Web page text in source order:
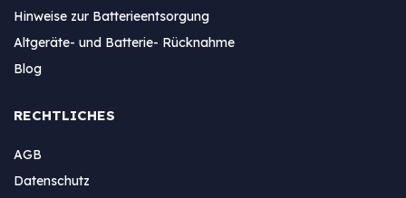
Hinweise zur Batterieentsorgung
Altgeräte- und Batterie- Rücknahme
Blog
RECHTLICHES
AGB
Datenschutz